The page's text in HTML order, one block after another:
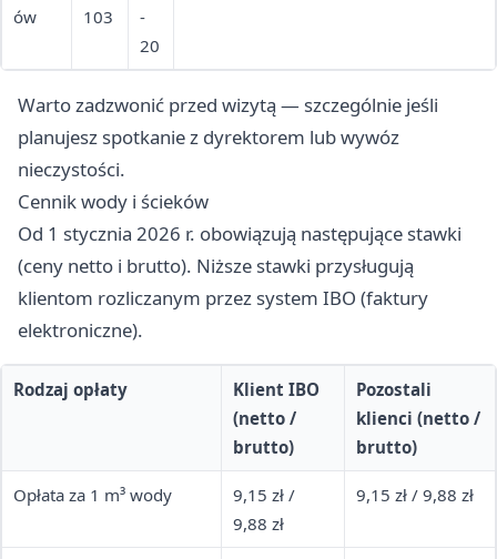
ów 103
-
20
Warto zadzwonić przed wizytą — szczególnie jeśli
planujesz spotkanie z dyrektorem lub wywóz
nieczystości.
Cennik wody i ścieków
Od 1 stycznia 2026 r. obowiązują następujące stawki
(ceny netto i brutto). Niższe stawki przysługują
klientom rozliczanym przez system IBO (faktury
elektroniczne).
Rodzaj opłaty
Klient IBO
(netto /
brutto)
Pozostali
klienci (netto /
brutto)
Opłata za 1 m³ wody
9,15 zł /
9,88 zł
9,15 zł / 9,88 zł